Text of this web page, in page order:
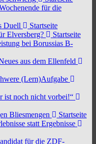
für die
Duell
Startseite
Elversberg?
Startseite
bei Borussias B-
aus dem Ellenfeld
(Lern)Aufgabe
ist noch nicht vorbei!“
Bliesmengen
Startseite
statt Ergebnisse
für die ZDF-